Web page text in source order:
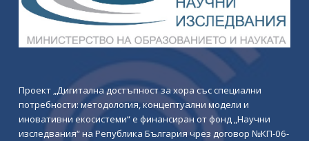
Проект „Дигитална достъпност за хора със специални
потребности: методология, концептуални модели и
иновативни екосистеми“ е финансиран от фонд „Научни
изследвания“ на Република България чрез договор №КП-06-